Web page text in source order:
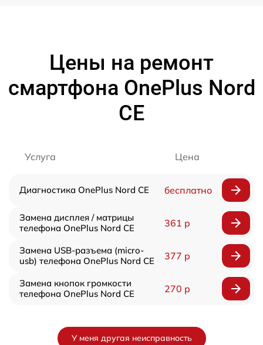
Цены на ремонт
смартфона OnePlus Nord
CE
Услуга Цена
Диагностика OnePlus Nord CE бесплатно
Замена дисплея / матрицы
телефона OnePlus Nord CE
361 р
Замена USB-разъема (micro-
usb) телефона OnePlus Nord CE
377 р
Замена кнопок громкости
телефона OnePlus Nord CE
270 р
У меня другая неисправность